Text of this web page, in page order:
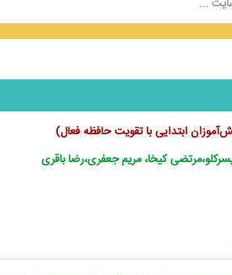
ابتدایی با تقویت حافظه فعال)
کیخا، مریم جعفری،رضا باقری